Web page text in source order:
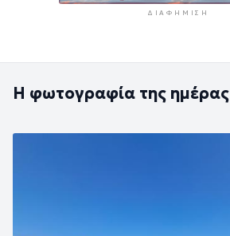
ΔΙΑΦΉΜΙΣΗ
Η φωτογραφία της ημέρας